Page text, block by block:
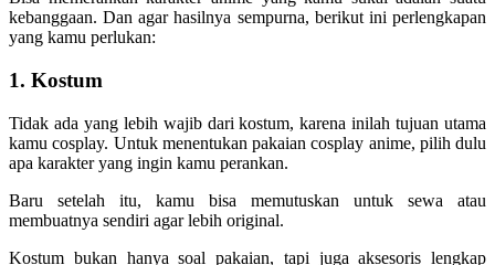
kebanggaan. Dan agar hasilnya sempurna, berikut ini perlengkapan
yang kamu perlukan:
1. Kostum
Tidak ada yang lebih wajib dari kostum, karena inilah tujuan utama
kamu cosplay. Untuk menentukan pakaian cosplay anime, pilih dulu
apa karakter yang ingin kamu perankan.
Baru setelah itu, kamu bisa memutuskan untuk sewa atau
membuatnya sendiri agar lebih original.
Kostum bukan hanya soal pakaian, tapi juga aksesoris lengkap